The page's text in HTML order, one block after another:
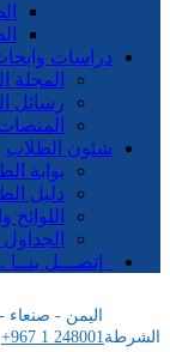
دراسات
المجلة
رسائل
شئون الطلاب
بوابة
دليل
اللوائح
إتصـــل
اليمن -
الشرطة+967 1 248001